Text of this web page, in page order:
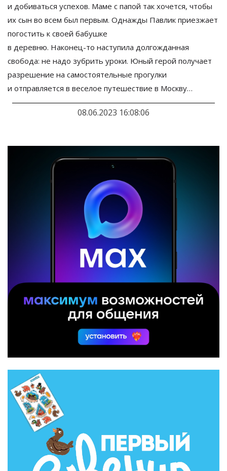
и добиваться успехов. Маме с папой так хочется, чтобы
их сын во всем был первым. Однажды Павлик приезжает
погостить к своей бабушке
в деревню. Наконец-то наступила долгожданная
свобода: не надо зубрить уроки. Юный герой получает
разрешение на самостоятельные прогулки
и отправляется в веселое путешествие в Москву…
08.06.2023 16:08:06